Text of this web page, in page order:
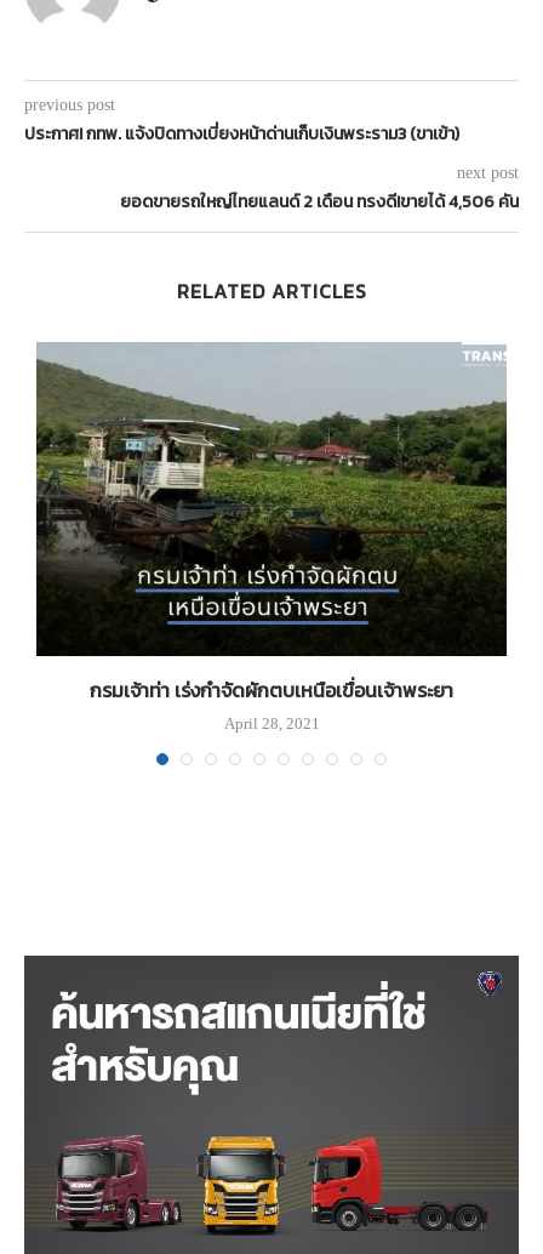
previous post
ประกาศ! กทพ. แจ้งปิดทางเบี่ยงหน้าด่านเก็บเงินพระราม3 (ขาเข้า)
next post
ยอดขายรถใหญ่ไทยแลนด์ 2 เดือน ทรงดี!ขายได้ 4,506 คัน
RELATED ARTICLES
กรมเจ้าท่า เร่งกำจัดผักตบเหนือเขื่อนเจ้าพระยา
April 28, 2021